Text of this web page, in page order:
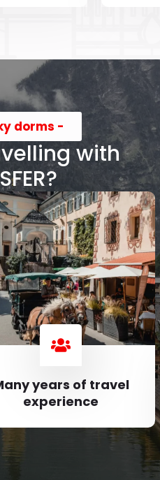
dorms -
with
years of travel
experience